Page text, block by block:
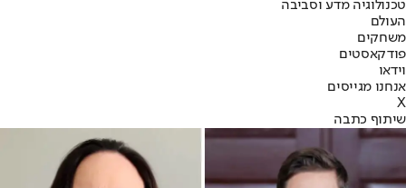
טכנולוגיה מדע וסביבה
העולם
משחקים
פודקאסטים
וידאו
אנחנו מגייסים
X
שיתוף כתבה